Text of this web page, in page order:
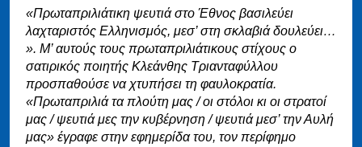
«Πρωταπριλιάτικη ψευτιά στο Έθνος βασιλεύει
λαχταριστός Ελληνισμός, μεσ’ στη σκλαβιά δουλεύει…
». Μ’ αυτούς τους πρωταπριλιάτικους στίχους ο
σατιρικός ποιητής Κλεάνθης Τριανταφύλλου
προσπαθούσε να χτυπήσει τη φαυλοκρατία.
«Πρωταπριλιά τα πλούτη μας / οι στόλοι κι οι στρατοί
μας / ψευτιά μες την κυβέρνηση / ψευτιά μεσ’ την Αυλή
μας» έγραφε στην εφημερίδα του, τον περίφημο